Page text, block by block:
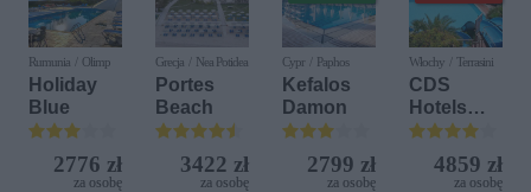
Rumunia / Olimp
Holiday
Blue
2776 zł
za osobę
Grecja / Nea Potidea
Portes
Beach
3422 zł
za osobę
Cypr / Paphos
Kefalos
Damon
2799 zł
za osobę
Włochy / Terrasini
CDS
Hotels
Terrasini
(ex. Citta
del Mare)
4859 zł
za osobę